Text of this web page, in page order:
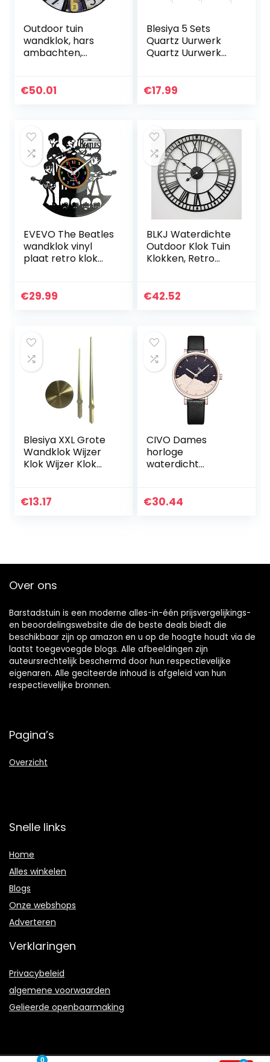
0
Outdoor tuin
wandklok, hars
ambachten,
quartz wandklok,
€50.01
Blesiya 5 Sets
Quartz Uurwerk
Quartz Uurwerk
Klok
€17.99
EVEVO The Beatles
wandklok vinyl
plaat retro klok
stijl kamer
€29.99
BLKJ Waterdichte
Outdoor Klok Tuin
Klokken, Retro
Eenvoud Iron Art
€42.52
Blesiya XXL Grote
Wandklok Wijzer
Klok Wijzer Klok
€13.17
CIVO Dames
horloge
waterdicht
sterrenhemel
€30.44
Over ons
Barstadstuin is een moderne alles-in-één prijsvergelijkings-
en beoordelingswebsite die de beste deals biedt die
beschikbaar zijn op amazon en u op de hoogte houdt via de
laatst toegevoegde blogs. Alle afbeeldingen zijn
auteursrechtelijk beschermd door hun respectievelijke
eigenaren. Alle geciteerde inhoud is afgeleid van hun
respectievelijke bronnen.
Pagina’s
Overzicht
Snelle links
Home
Alles winkelen
Blogs
Onze webshops
Adverteren
Verklaringen
Privacybeleid
algemene voorwaarden
Gelieerde openbaarmaking